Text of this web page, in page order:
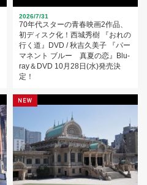
2026/7/31
70年代スターの青春映画2作品、
初ディスク化！西城秀樹 『おれの
行く道』DVD / 秋吉久美子 『パー
マネント ブルー 真夏の恋』Blu-
ray＆DVD 10月28日(水)発売決
定！